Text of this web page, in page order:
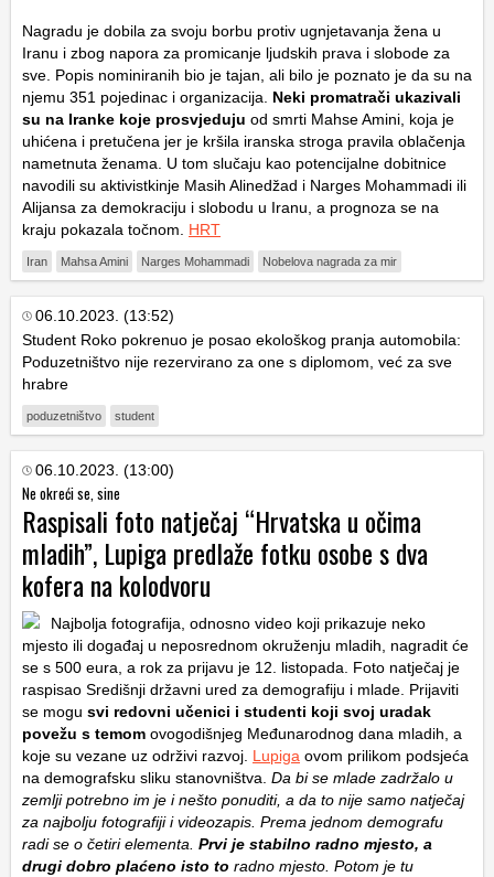
Nagradu je dobila za svoju borbu protiv ugnjetavanja žena u
Iranu i zbog napora za promicanje ljudskih prava i slobode za
sve. Popis nominiranih bio je tajan, ali bilo je poznato je da su na
njemu 351 pojedinac i organizacija. Neki promatrači ukazivali
su na Iranke koje prosvjeduju od smrti Mahse Amini, koja je
uhićena i pretučena jer je kršila iranska stroga pravila oblačenja
nametnuta ženama. U tom slučaju kao potencijalne dobitnice
navodili su aktivistkinje Masih Alinedžad i Narges Mohammadi ili
Alijansa za demokraciju i slobodu u Iranu, a prognoza se na
kraju pokazala točnom. HRT
Iran Mahsa Amini Narges Mohammadi Nobelova nagrada za mir
06.10.2023. (13:52)
Student Roko pokrenuo je posao ekološkog pranja automobila:
Poduzetništvo nije rezervirano za one s diplomom, već za sve
hrabre
poduzetništvo student
06.10.2023. (13:00)
Ne okreći se, sine
Raspisali foto natječaj “Hrvatska u očima
mladih”, Lupiga predlaže fotku osobe s dva
kofera na kolodvoru
Najbolja fotografija, odnosno video koji prikazuje neko
mjesto ili događaj u neposrednom okruženju mladih, nagradit će
se s 500 eura, a rok za prijavu je 12. listopada. Foto natječaj je
raspisao Središnji državni ured za demografiju i mlade. Prijaviti
se mogu svi redovni učenici i studenti koji svoj uradak
povežu s temom ovogodišnjeg Međunarodnog dana mladih, a
koje su vezane uz održivi razvoj. Lupiga ovom prilikom podsjeća
na demografsku sliku stanovništva. Da bi se mlade zadržalo u
zemlji potrebno im je i nešto ponuditi, a da to nije samo natječaj
za najbolju fotografiji i videozapis. Prema jednom demografu
radi se o četiri elementa. Prvi je stabilno radno mjesto, a
drugi dobro plaćeno isto to radno mjesto. Potom je tu